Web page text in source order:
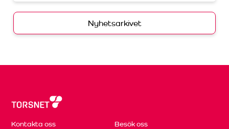
Nyhetsarkivet
Kontakta oss Besök oss